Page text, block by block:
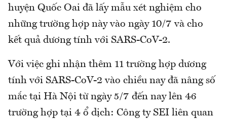
huyện Quốc Oai đã lấy mẫu xét nghiệm cho
những trường hợp này vào ngày 10/7 và cho
kết quả dương tính với SARS-CoV-2.
Với việc ghi nhận thêm 11 trường hợp dương
tính với SARS-CoV-2 vào chiều nay đã nâng số
mắc tại Hà Nội từ ngày 5/7 đến nay lên 46
trường hợp tại 4 ổ dịch: Công ty SEI liên quan